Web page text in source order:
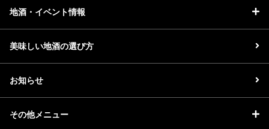
地酒・イベント情報
美味しい地酒の選び方
お知らせ
その他メニュー